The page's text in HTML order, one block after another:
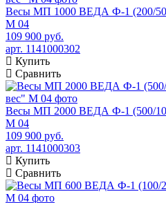
Весы МП 1000 ВЕДА Ф-1 (200/
М 04
109 900 руб.
арт. 1141000302
Купить
Сравнить
Весы МП 2000 ВЕДА Ф-1 (500/
М 04
109 900 руб.
арт. 1141000303
Купить
Сравнить